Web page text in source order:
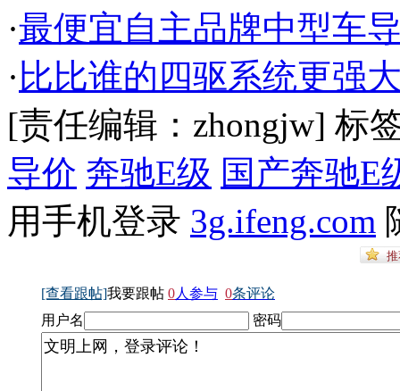
·最便宜自主品牌中型车
· 比比谁的四驱系统更强
[责任编辑：zhongjw] 标
导价 奔驰E级 国产奔驰E
用手机登录 3g.ifeng.com
[查看跟帖]我要跟帖 0人参与 0条评论
用户名
密码